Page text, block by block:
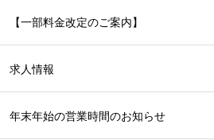
【一部料金改定のご案内】
求人情報
年末年始の営業時間のお知らせ